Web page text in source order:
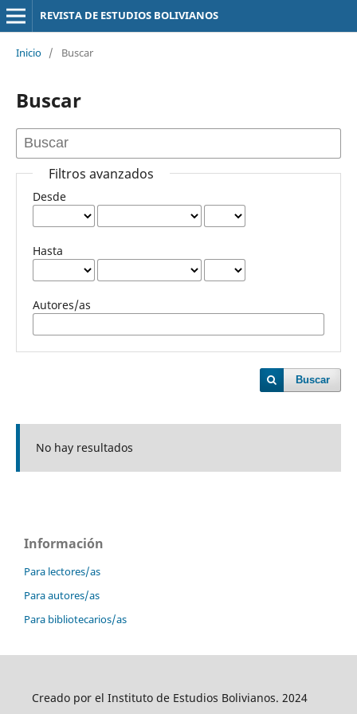
REVISTA DE ESTUDIOS BOLIVIANOS
Inicio / Buscar
Buscar
Filtros avanzados
Desde
Hasta
Autores/as
Buscar
No hay resultados
Información
Para lectores/as
Para autores/as
Para bibliotecarios/as
Creado por el Instituto de Estudios Bolivianos. 2024